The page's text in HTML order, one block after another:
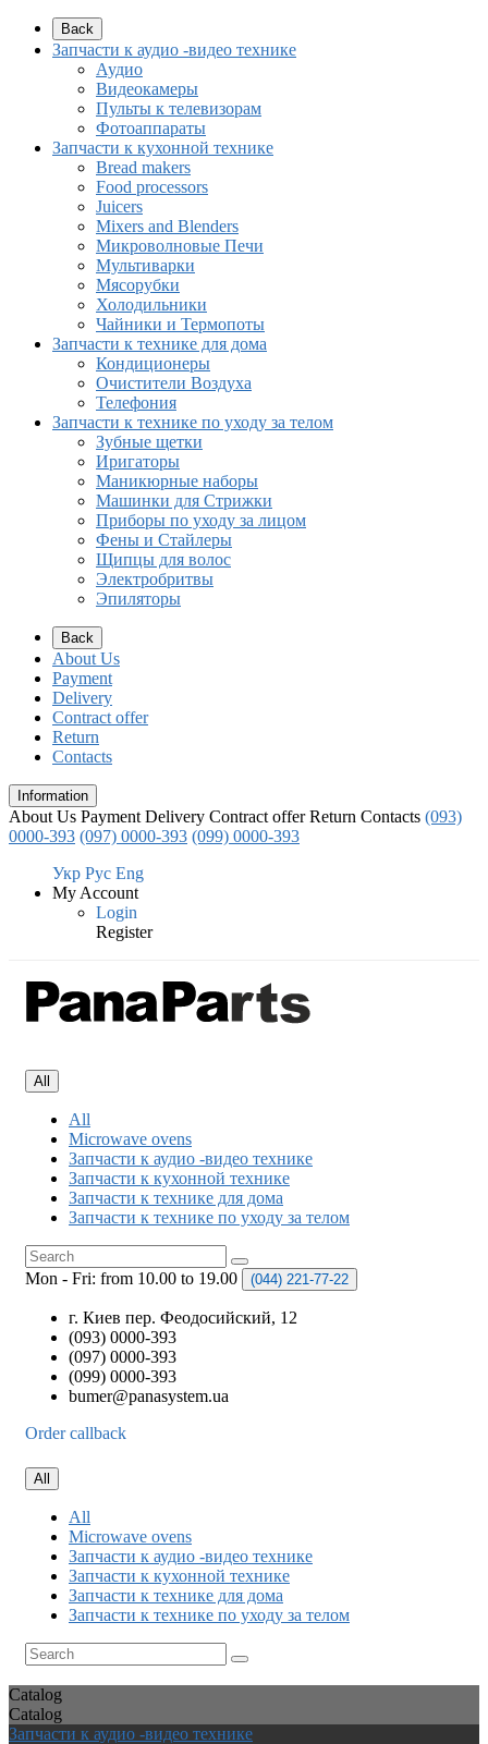
Back
Запчасти к аудио -видео технике
Аудио
Видеокамеры
Пульты к телевизорам
Фотоаппараты
Запчасти к кухонной технике
Bread makers
Food processors
Juicers
Mixers and Blenders
Микроволновые Печи
Мультиварки
Мясорубки
Холодильники
Чайники и Термопоты
Запчасти к технике для дома
Кондиционеры
Очистители Воздуха
Телефония
Запчасти к технике по уходу за телом
Зубные щетки
Иригаторы
Маникюрные наборы
Машинки для Стрижки
Приборы по уходу за лицом
Фены и Стайлеры
Щипцы для волос
Электробритвы
Эпиляторы
Back
About Us
Payment
Delivery
Contract offer
Return
Contacts
Information
About Us Payment Delivery Contract offer Return Contacts (093)
0000-393 (097) 0000-393 (099) 0000-393
Укр Рус Eng
My Account
Login
Register
All
All
Microwave ovens
Запчасти к аудио -видео технике
Запчасти к кухонной технике
Запчасти к технике для дома
Запчасти к технике по уходу за телом
Mon - Fri: from 10.00 to 19.00 (044) 221-77-22
г. Киев пер. Феодосийский, 12
(093) 0000-393
(097) 0000-393
(099) 0000-393
bumer@panasystem.ua
Order callback
All
All
Microwave ovens
Запчасти к аудио -видео технике
Запчасти к кухонной технике
Запчасти к технике для дома
Запчасти к технике по уходу за телом
Catalog
Catalog
Запчасти к аудио -видео технике